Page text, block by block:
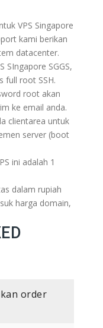
VPS Singapore
kami berikan
datacenter.
SIngapore SGGS,
full root SSH.
root akan
ke email anda.
clientarea untuk
server (boot
ini adalah 1
dalam rupiah
harga domain,
order